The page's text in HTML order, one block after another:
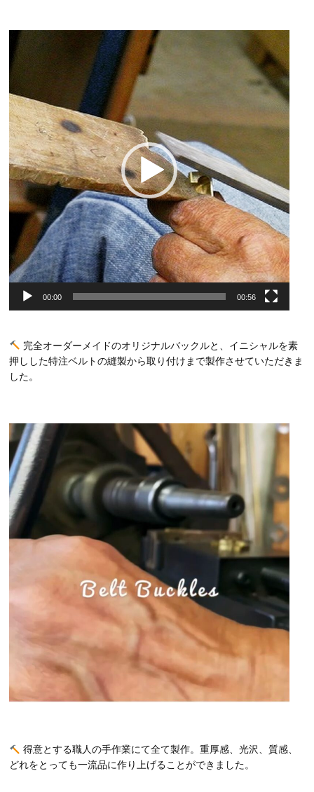
動
プ
ー
ヤ
ー
00:00 00:56
完全オーダーメイドのオリジナルバックルと、イニシャルを素
押しした特注ベルトの縫製から取り付けまで製作させていただきま
した。
得意とする職人の手作業にて全て製作。重厚感、光沢、質感、
どれをとっても一流品に作り上げることができました。